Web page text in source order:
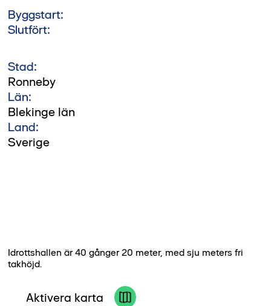
Byggstart:
Slutfört:
Stad:
Ronneby
Län:
Blekinge län
Land:
Sverige
Idrottshallen är 40 gånger 20 meter, med sju meters fri
takhöjd.
Aktivera karta